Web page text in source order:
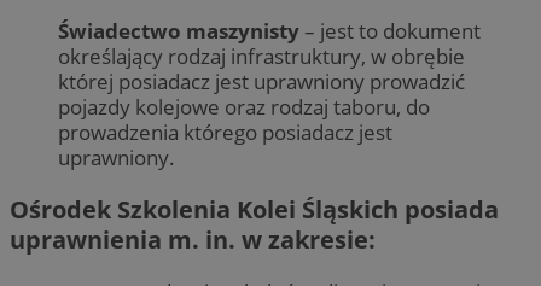
Świadectwo maszynisty– jest to dokument
określający rodzaj infrastruktury, w obrębie
której posiadacz jest uprawniony prowadzić
pojazdy kolejowe oraz rodzaj taboru, do
prowadzenia którego posiadacz jest
uprawniony.
Ośrodek Szkolenia Kolei Śląskich posiada
uprawnienia m. in. w zakresie: